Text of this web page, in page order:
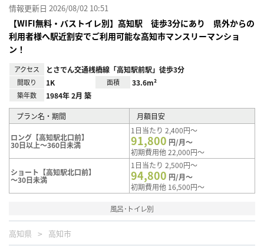
情報更新日 2026/08/02 10:51
【WIFI無料・バストイレ別】高知駅 徒歩3分にあり 県外からの
利用者様へ駅近割安でご利用可能な高知市マンスリーマンショ
ン！
アクセス とさでん交通桟橋線「高知駅前駅」徒歩3分
間取り 1K 面積 33.6m²
築年数 1984年 2月 築
プラン名・期間 月額目安
ロング【高知駅北口前】
30日以上～360日未満
1日当たり 2,400円～
91,800 円/月～
初期費用他 22,000円～
ショート【高知駅北口前】
～30日未満
1日当たり 2,500円～
94,800 円/月～
初期費用他 16,500円～
風呂･トイレ別
高知県 高知市